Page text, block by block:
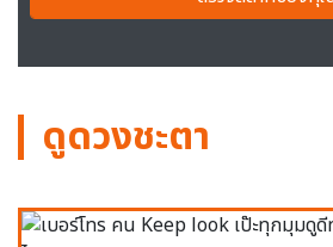
ดูดวงชะตา